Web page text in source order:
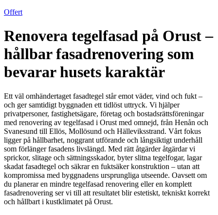
Offert
Renovera tegelfasad på Orust –
hållbar fasadrenovering som
bevarar husets karaktär
Ett väl omhändertaget fasadtegel står emot väder, vind och fukt –
och ger samtidigt byggnaden ett tidlöst uttryck. Vi hjälper
privatpersoner, fastighetsägare, företag och bostadsrättsföreningar
med renovering av tegelfasad i Orust med omnejd, från Henån och
Svanesund till Ellös, Mollösund och Hälleviksstrand. Vårt fokus
ligger på hållbarhet, noggrant utförande och långsiktigt underhåll
som förlänger fasadens livslängd. Med rätt åtgärder åtgärdar vi
sprickor, slitage och sättningsskador, byter slitna tegelfogar, lagar
skadat fasadtegel och säkrar en fuktsäker konstruktion – utan att
kompromissa med byggnadens ursprungliga utseende. Oavsett om
du planerar en mindre tegelfasad renovering eller en komplett
fasadrenovering ser vi till att resultatet blir estetiskt, tekniskt korrekt
och hållbart i kustklimatet på Orust.